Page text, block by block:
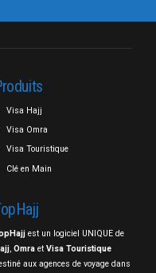
Visa Hajj
Visa Omra
Visa Touristique
Clé en Main
est un logiciel UNIQUE de
, Omra et Visa Touristique
aux agences de voyage dans